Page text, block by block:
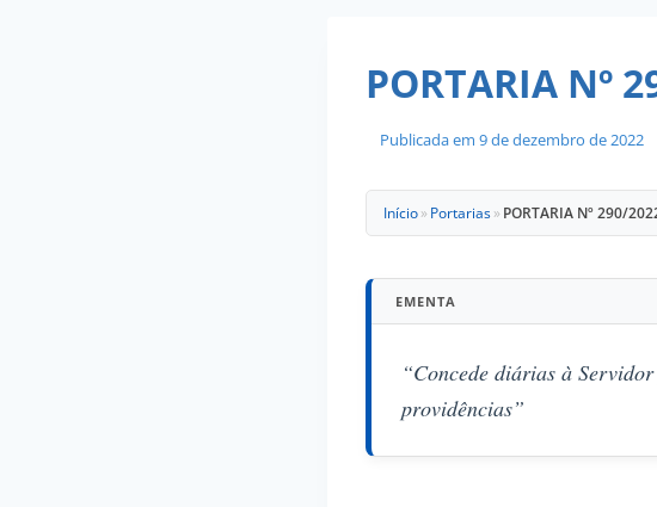
PORTARIA Nº
Publicada em 9 de dezembro de 2022
Início » Portarias » PORTARIA Nº 290/
EMENTA
“Concede diárias à
providências”